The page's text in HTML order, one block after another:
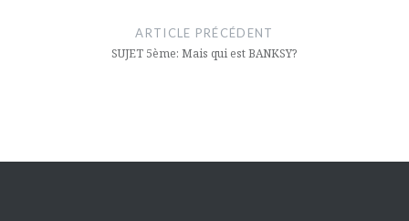
ARTICLE PRÉCÉDENT
SUJET 5ème: Mais qui est BANKSY?